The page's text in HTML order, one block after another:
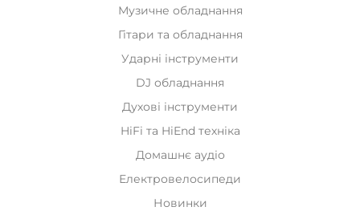
Ударні інструменти
DJ обладнання
Духові інструменти
HiFi та HiEnd техніка
Домашнє аудіо
Електровелосипеди
Новинки
Лідери продажів
Рекомендуємо